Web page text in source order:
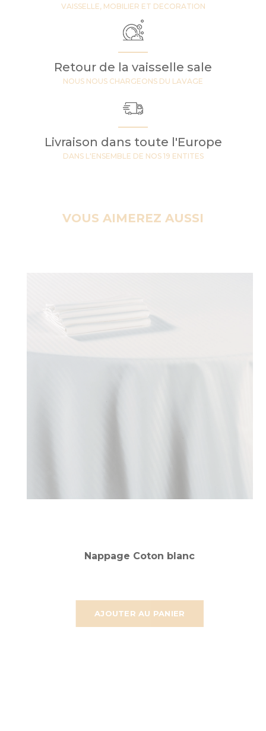
VAISSELLE, MOBILIER ET DECORATION
Retour de la vaisselle sale
NOUS NOUS CHARGEONS DU LAVAGE
Livraison dans toute l'Europe
DANS L'ENSEMBLE DE NOS 19 ENTITES
VOUS AIMEREZ AUSSI
AJOUTER AU PANIER
Nappage Coton blanc